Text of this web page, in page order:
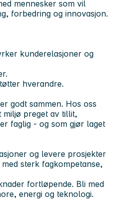
mennesker som vil
forbedring og innovasjon.
kunderelasjoner og
hverandre.
godt sammen. Hos oss
miljø preget av tillit,
faglig - og som gjør laget
og levere prosjekter
sterk fagkompetanse,
fortløpende. Bli med
energi og teknologi.